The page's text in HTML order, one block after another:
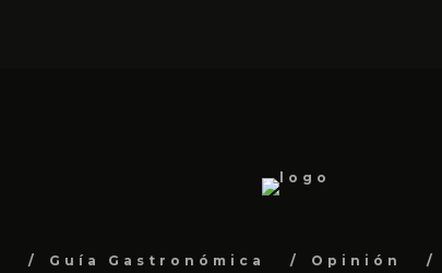
Guía Gastronómica Opinión